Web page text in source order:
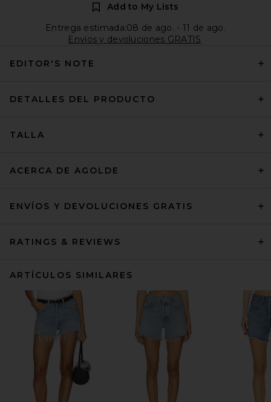
Add to My Lists
Entrega estimada:08 de ago. - 11 de ago.
Envíos y devoluciones GRATIS
EDITOR'S NOTE
DETALLES DEL PRODUCTO
TALLA
ACERCA DE AGOLDE
ENVÍOS Y DEVOLUCIONES GRATIS
RATINGS & REVIEWS
ARTÍCULOS SIMILARES